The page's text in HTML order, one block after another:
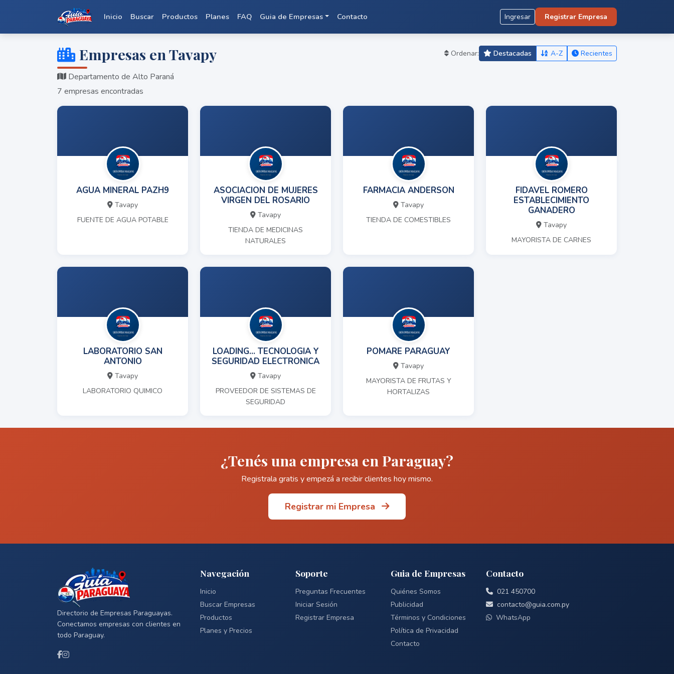
Inicio Buscar Productos Planes FAQ Guia de Empresas Contacto Ingresar Registrar Empresa
Empresas en Tavapy
Departamento de Alto Paraná
7 empresas encontradas
Ordenar: Destacadas A-Z Recientes
AGUA MINERAL PAZH9
Tavapy
FUENTE DE AGUA POTABLE
ASOCIACION DE MUJERES
VIRGEN DEL ROSARIO
Tavapy
TIENDA DE MEDICINAS
NATURALES
FARMACIA ANDERSON
Tavapy
TIENDA DE COMESTIBLES
FIDAVEL ROMERO
ESTABLECIMIENTO
GANADERO
Tavapy
MAYORISTA DE CARNES
LABORATORIO SAN
ANTONIO
Tavapy
LABORATORIO QUIMICO
LOADING... TECNOLOGIA Y
SEGURIDAD ELECTRONICA
Tavapy
PROVEEDOR DE SISTEMAS DE
SEGURIDAD
POMARE PARAGUAY
Tavapy
MAYORISTA DE FRUTAS Y
HORTALIZAS
¿Tenés una empresa en Paraguay?
Registrala gratis y empezá a recibir clientes hoy mismo.
Registrar mi Empresa
Directorio de Empresas Paraguayas.
Conectamos empresas con clientes en
todo Paraguay.
Navegación
Inicio
Buscar Empresas
Productos
Planes y Precios
Soporte
Preguntas Frecuentes
Iniciar Sesión
Registrar Empresa
Guia de Empresas
Quiénes Somos
Publicidad
Términos y Condiciones
Política de Privacidad
Contacto
Contacto
021 450700
contacto@guia.com.py
WhatsApp